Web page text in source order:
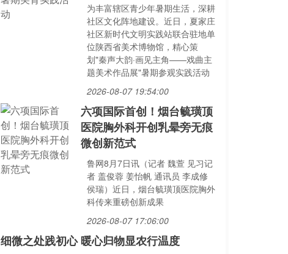
为丰富辖区青少年暑期生活，深耕
社区文化阵地建设。近日，夏家庄
社区新时代文明实践站联合驻地单
位陕西省美术博物馆，精心策
划"秦声大韵·画见主角——戏曲主
题美术作品展"暑期参观实践活动
2026-08-07 19:54:00
六项国际首创！烟台毓璜顶
医院胸外科开创乳晕旁无痕
微创新范式
鲁网8月7日讯（记者 魏萱 见习记
者 盖俊蓉 姜怡帆 通讯员 李成修
侯瑞）近日，烟台毓璜顶医院胸外
科传来重磅创新成果
2026-08-07 17:06:00
细微之处践初心 暖心归物显农行温度